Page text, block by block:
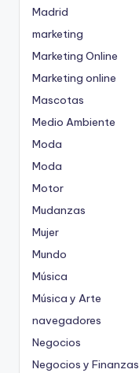
Madrid
marketing
Marketing Online
Marketing online
Mascotas
Medio Ambiente
Moda
Moda
Motor
Mudanzas
Mujer
Mundo
Música
Música y Arte
navegadores
Negocios
Negocios y Finanzas